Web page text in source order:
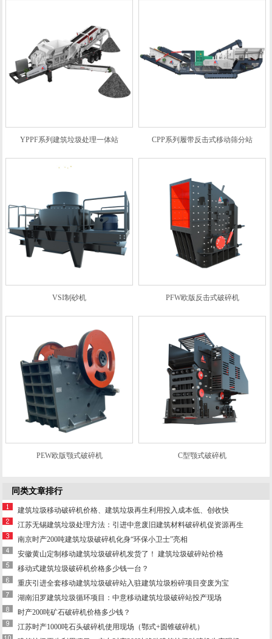
YPPF系列建筑垃圾处理一体站 CPP系列履带反击式移动筛分站
VSI制砂机 PFW欧版反击式破碎机
PEW欧版颚式破碎机 C型颚式破碎机
同类文章排行
建筑垃圾移动破碎机价格、建筑垃圾再生利用投入成本低、创收快
江苏无锡建筑垃圾处理方法：引进中意废旧建筑材料破碎机促资源再生
南京时产200吨建筑垃圾破碎机化身“环保小卫士”亮相
安徽黄山定制移动建筑垃圾破碎机发货了！ 建筑垃圾破碎站价格
移动式建筑垃圾破碎机价格多少钱一台？
重庆引进全套移动建筑垃圾破碎站入驻建筑垃圾粉碎项目变废为宝
湖南汨罗建筑垃圾循环项目：中意移动建筑垃圾破碎站投产现场
时产200吨矿石破碎机价格多少钱？
江苏时产1000吨石头破碎机使用现场（鄂式+圆锥破碎机）